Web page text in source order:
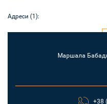
Адреси (1):
Маршала
+38